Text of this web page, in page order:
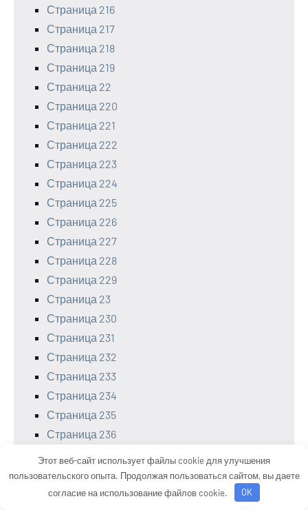
Страница 216
Страница 217
Страница 218
Страница 219
Страница 22
Страница 220
Страница 221
Страница 222
Страница 223
Страница 224
Страница 225
Страница 226
Страница 227
Страница 228
Страница 229
Страница 23
Страница 230
Страница 231
Страница 232
Страница 233
Страница 234
Страница 235
Страница 236
Страница 238
Страница 239
Этот веб-сайт использует файлы cookie для улучшения
пользовательского опыта. Продолжая пользоваться сайтом, вы даете
согласие на использование файлов cookie.
OK